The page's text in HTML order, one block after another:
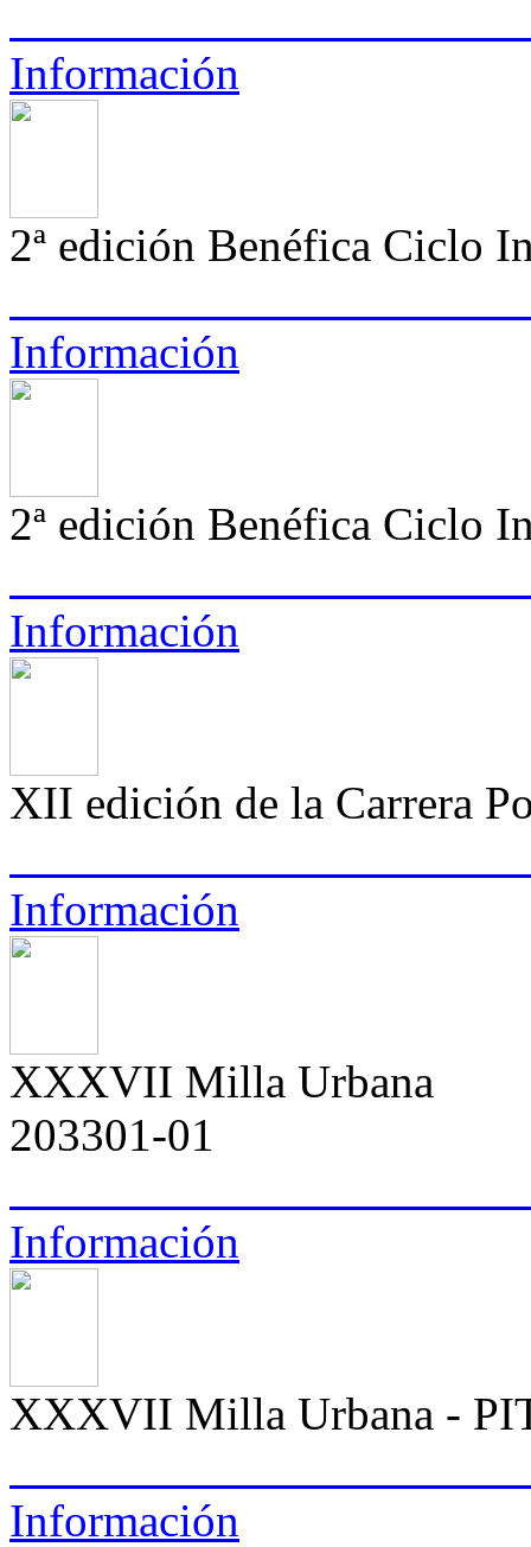
Información
2ª edición Benéfica Ciclo
Información
2ª edición Benéfica Ciclo
Información
XII edición de la Carrera
Información
XXXVII Milla Urbana
203301-01
Información
XXXVII Milla Urbana -
Información